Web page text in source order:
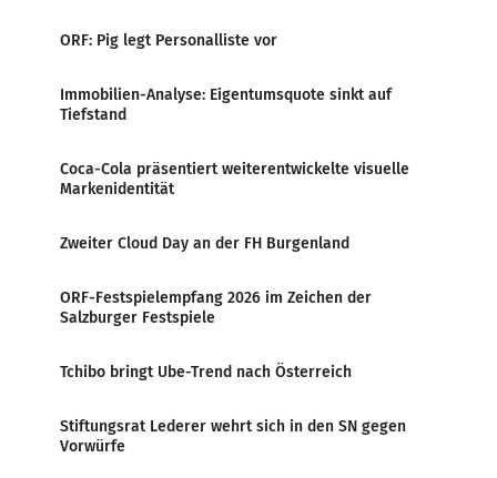
ORF: Pig legt Personalliste vor
Immobilien-Analyse: Eigentumsquote sinkt auf
Tiefstand
Coca-Cola präsentiert weiterentwickelte visuelle
Markenidentität
Zweiter Cloud Day an der FH Burgenland
ORF-Festspielempfang 2026 im Zeichen der
Salzburger Festspiele
Tchibo bringt Ube-Trend nach Österreich
Stiftungsrat Lederer wehrt sich in den SN gegen
Vorwürfe